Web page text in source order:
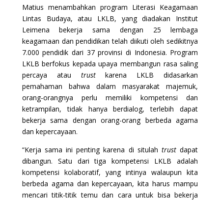
Matius menambahkan program Literasi Keagamaan
Lintas Budaya, atau LKLB, yang diadakan Institut
Leimena bekerja sama dengan 25 lembaga
keagamaan dan pendidikan telah diikuti oleh sedikitnya
7.000 pendidik dari 37 provinsi di Indonesia. Program
LKLB berfokus kepada upaya membangun rasa saling
percaya atau
trust
karena LKLB didasarkan
pemahaman bahwa dalam masyarakat majemuk,
orang-orangnya perlu memiliki kompetensi dan
ketrampilan, tidak hanya berdialog, terlebih dapat
bekerja sama dengan orang-orang berbeda agama
dan kepercayaan.
“Kerja sama ini penting karena di situlah trust dapat
dibangun. Satu dari tiga kompetensi LKLB adalah
kompetensi kolaboratif, yang intinya walaupun kita
berbeda agama dan kepercayaan, kita harus mampu
mencari titik-titik temu dan cara untuk bisa bekerja